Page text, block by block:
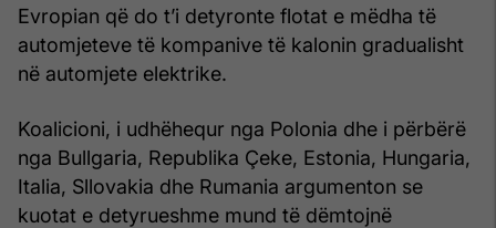
Evropian që do t’i detyronte flotat e mëdha të
automjeteve të kompanive të kalonin gradualisht
në automjete elektrike.
Koalicioni, i udhëhequr nga Polonia dhe i përbërë
nga Bullgaria, Republika Çeke, Estonia, Hungaria,
Italia, Sllovakia dhe Rumania argumenton se
kuotat e detyrueshme mund të dëmtojnë